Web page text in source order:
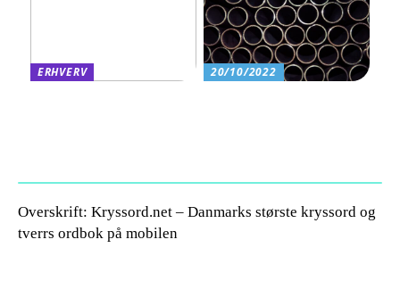
ERHVERV
20/10/2022
Overskrift: Kryssord.net – Danmarks største kryssord og
tverrs ordbok på mobilen